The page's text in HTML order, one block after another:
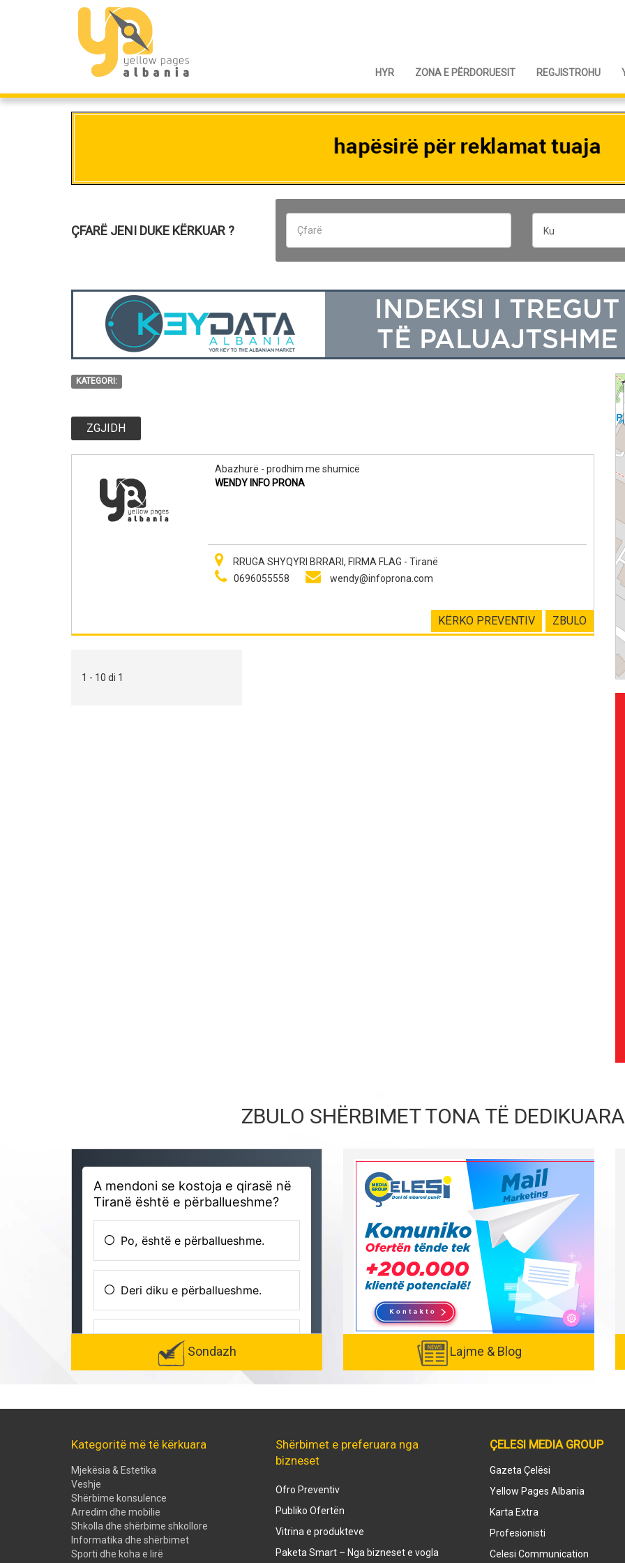
HYR ZONA E PËRDORUESIT REGJISTROHU
ÇFARË JENI DUKE KËRKUAR ? Ku
KATEGORI:
ZGJIDH
Abazhurë - prodhim me shumicë
WENDY INFO PRONA
RRUGA SHYQYRI BRRARI, FIRMA FLAG - Tiranë
0696055558
wendy@infoprona.com
ZBULO
KËRKO PREVENTIV
1 - 10 di 1
ZBULO SHËRBIMET TONA TË
Sondazh Lajme & Blog
Kategoritë më të kërkuara
Mjekësia & Estetika
Veshje
Shërbime konsulence
Arredim dhe mobilie
Shkolla dhe shërbime shkollore
Informatika dhe shërbimet
Sporti dhe koha e lirë
Shërbimet e preferuara nga
bizneset
Ofro Preventiv
Publiko Ofertën
Vitrina e produkteve
Paketa Smart – Nga bizneset e vogla
ÇELESI MEDIA GROUP
Gazeta Çelësi
Yellow Pages Albania
Karta Extra
Profesionisti
Celesi Communication